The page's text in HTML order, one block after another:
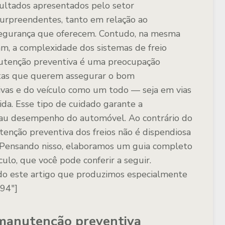
apresentados pelo setor
tanto em relação ao
que oferecem. Contudo, na mesma
a complexidade dos sistemas de freio
preventiva é uma preocupação
que querem assegurar o bom
e do veículo como um todo — seja em vias
Esse tipo de cuidado garante a
desempenho do automóvel. Ao contrário do
preventiva dos freios não é dispendiosa
nisso, elaboramos um guia completo
que você pode conferir a seguir.
este artigo que produzimos especialmente
preventiva